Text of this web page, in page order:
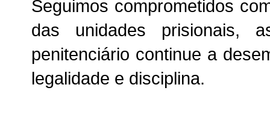
Seguimos comprometidos
das unidades prisionais,
penitenciário continue a
legalidade e disciplina.